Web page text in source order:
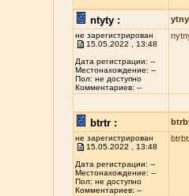
ntyty :
не зарегистрирован
15.05.2022 , 13:48
Дата регистрации: --
Местонахождение: --
Пол: не доступно
Комментариев: --
btrtr :
не зарегистрирован
15.05.2022 , 13:48
Дата регистрации: --
Местонахождение: --
Пол: не доступно
Комментариев: --